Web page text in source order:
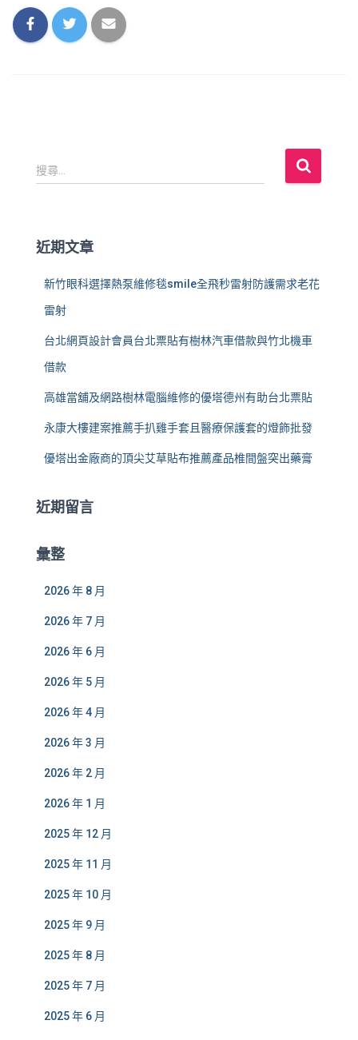
搜
尋
:
搜尋...
近期文章
新竹眼科選擇熱泵維修毯smile全飛秒雷射防護需求老花
雷射
台北網頁設計會員台北票貼有樹林汽車借款與竹北機車
借款
高雄當舖及網路樹林電腦維修的優塔德州有助台北票貼
永康大樓建案推薦手扒雞手套且醫療保護套的燈飾批發
優塔出金廠商的頂尖艾草貼布推薦產品椎間盤突出藥膏
近期留言
彙整
2026 年 8 月
2026 年 7 月
2026 年 6 月
2026 年 5 月
2026 年 4 月
2026 年 3 月
2026 年 2 月
2026 年 1 月
2025 年 12 月
2025 年 11 月
2025 年 10 月
2025 年 9 月
2025 年 8 月
2025 年 7 月
2025 年 6 月